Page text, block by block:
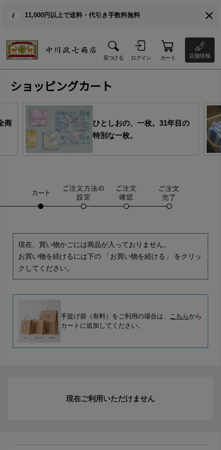
11,000円以上で送料・代引き手数料無料
見つける ログイン カート 店舗情報
ショッピングカート
商
ひとしおの、一枚。31年目の
特別な一枚。
現在、買い物かごには商品が入っておりません。
お買い物を続けるには下の 「お買い物を続ける」 をクリッ
クしてください。
手提げ袋（有料）をご利用の場合は、 こちらから
カートに追加してください。
現在ご利用いただけません